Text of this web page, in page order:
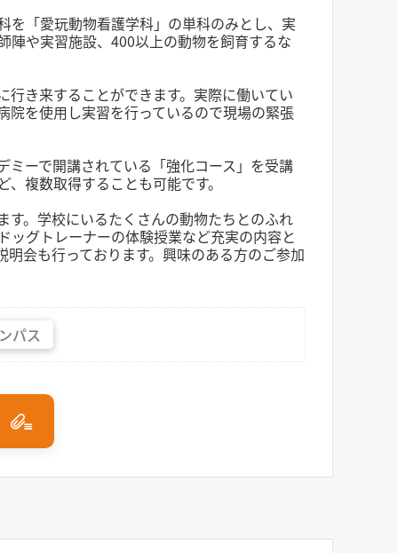
を「愛玩動物看護学科」の単科のみとし、実
陣や実習施設、400以上の動物を飼育するな
き来することができます。実際に働いてい
院を使用し実習を行っているので現場の緊張
ーで開講されている「強化コース」を受講
複数取得することも可能です。
。学校にいるたくさんの動物たちとのふれ
ッグトレーナーの体験授業など充実の内容と
会も行っております。興味のある方のご参加
パス